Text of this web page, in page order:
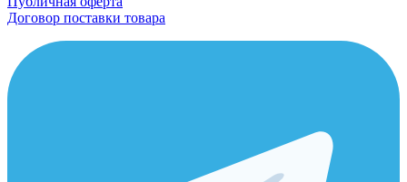
Договор поставки товара